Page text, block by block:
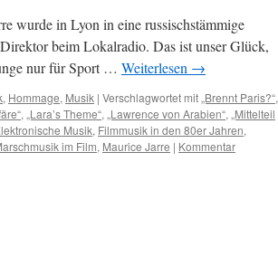
wurde in Lyon in eine russischstämmige
beim Lokalradio. Das ist unser Glück,
nur für Sport … Weiterlesen →
, Hommage, Musik | Verschlagwortet mit „Brennt Paris?“,
, „Lara’s Theme“, „Lawrence von Arabien“, „Mittelteil
Musik, Filmmusik in den 80er Jahren,
im Film, Maurice Jarre | Kommentar